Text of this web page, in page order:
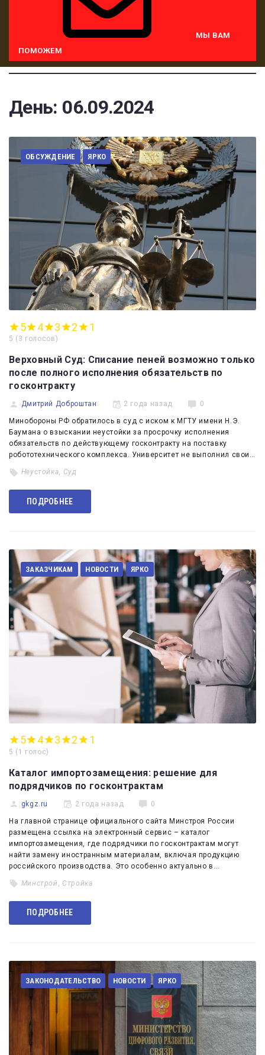
МЫ ВАМ
ПОМОЖЕМ
День: 06.09.2024
ОБСУЖДЕНИЕ ЯРКО
5 4 3 2 1
5 ( 3 голосов )
Верховный Суд: Списание пеней возможно только
после полного исполнения обязательств по
госконтракту
Дмитрий Доброштан 2 года назад 0
Минобороны РФ обратилось в суд с иском к МГТУ имени Н.Э.
Баумана о взыскании неустойки за просрочку исполнения
обязательств по действующему госконтракту на поставку
робототехнического комплекса. Университет не выполнил свои…
Неустойка, Суд
ПОДРОБНЕЕ
ЗАКАЗЧИКАМ НОВОСТИ ЯРКО
5 4 3 2 1
5 ( 1 голос)
Каталог импортозамещения: решение для
подрядчиков по госконтрактам
gkgz.ru 2 года назад 0
На главной странице официального сайта Минстроя России
размещена ссылка на электронный сервис – каталог
импортозамещения, где подрядчики по госконтрактам могут
найти замену иностранным материалам, включая продукцию
российского производства. Это особенно актуально в…
Минстрой , Стройка
ПОДРОБНЕЕ
ЗАКОНОДАТЕЛЬСТВО НОВОСТИ ЯРКО